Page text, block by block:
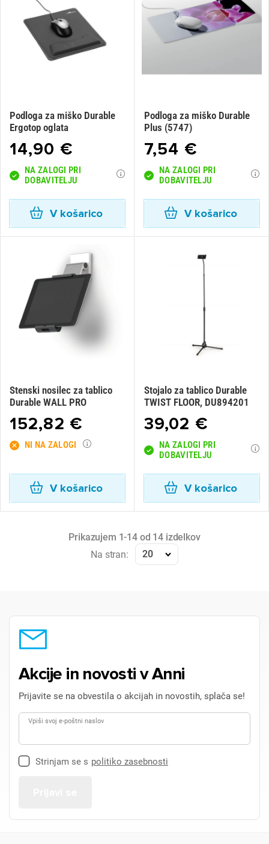
Podloga za miško Durable
Ergotop oglata
14,90 €
NA ZALOGI PRI
DOBAVITELJU
V košarico
Podloga za miško Durable
Plus (5747)
7,54 €
NA ZALOGI PRI
DOBAVITELJU
V košarico
Stenski nosilec za tablico
Durable WALL PRO
152,82 €
NI NA ZALOGI
V košarico
Stojalo za tablico Durable
TWIST FLOOR, DU894201
39,02 €
NA ZALOGI PRI
DOBAVITELJU
V košarico
Prikazujem 1-14 od 14 izdelkov
Na stran:
20
Akcije in novosti v Anni
Prijavite se na obvestila o akcijah in novostih, splača se!
Vpiši svoj e-poštni naslov
Strinjam se s politiko zasebnosti
Prijava ×
Za dodajanje na seznam želja morate biti prijavljeni.